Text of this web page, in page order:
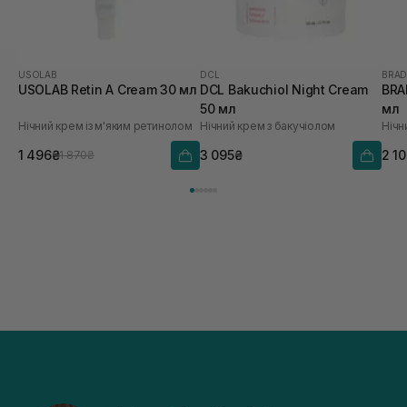
USOLAB
USOLAB Retin A Cream 30 мл
Нічний крем із м'яким ретинолом
1 496₴1 870₴
DCL
DCL Bakuchiol Night Cream
50 мл
Нічний крем з бакучіолом
3 095₴
мл
2